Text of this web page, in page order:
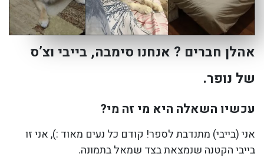
אהלן חברים ? אנחנו סימבה, בייבי וצ’ס
של נופר.
עכשיו השאלה היא מי זה מי?
אני (בייבי) מתנדבת לספר! קודם כל נעים מאוד :), אני זו
בייבי הקטנה שנמצאת בצד שמאל בתמונה.